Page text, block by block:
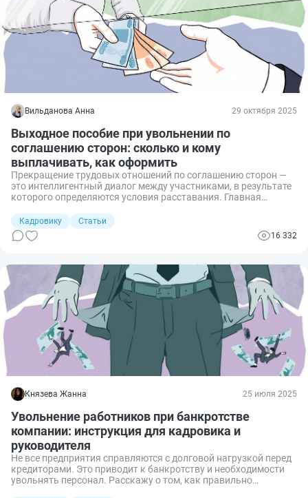
Вильданова Анна 29 октября 2025
Выходное пособие при увольнении по
соглашению сторон: сколько и кому
выплачивать, как оформить
Прекращение трудовых отношений по соглашению сторон —
это интеллигентный диалог между участниками, в результате
которого определяются условия расставания. Главная
финансовой компенсации («подушки безопасности»)
становится главным предметом переговоров. Но как понять,
какая сумма будет справедливой? Каковы права сторон и как
Кадровику
Статьи
16 332
Князева Жанна 25 июля 2025
Увольнение работников при банкротстве
компании: инструкция для кадровика и
руководителя
Не все предприятия справляются с долговой нагрузкой перед
кредиторами. Это приводит к банкротству и необходимости
увольнять персонал. Расскажу о том, как правильно